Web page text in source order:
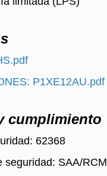
P1XE12AU.pdf
cumplimiento
62368
seguridad: SAA/RCM